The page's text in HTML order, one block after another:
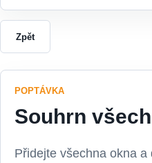
Zpět
POPTÁVKA
Souhrn
Přidejte všechna okna